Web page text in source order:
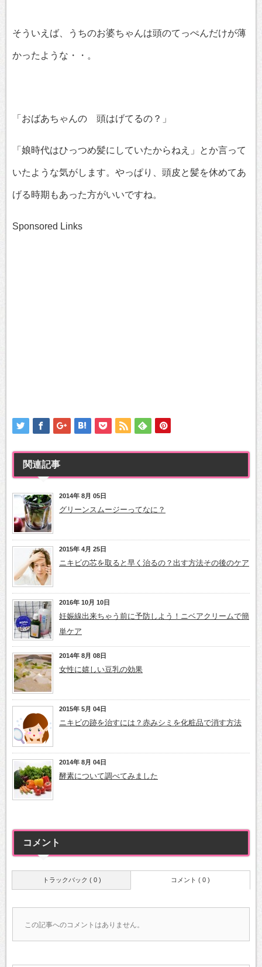
そういえば、うちのお婆ちゃんは頭のてっぺんだけが薄
かったような・・。
「おばあちゃんの 頭はげてるの？」
「娘時代はひっつめ髪にしていたからねえ」とか言って
いたような気がします。やっぱり、頭皮と髪を休めてあ
げる時期もあった方がいいですね。
Sponsored Links
関連記事
2014年 8月 05日
グリーンスムージーってなに？
2015年 4月 25日
ニキビの芯を取ると早く治るの？出す方法その後のケア
2016年 10月 10日
妊娠線出来ちゃう前に予防しよう！ニベアクリームで簡
単ケア
2014年 8月 08日
女性に嬉しい豆乳の効果
2015年 5月 04日
ニキビの跡を治すには？赤みシミを化粧品で消す方法
2014年 8月 04日
酵素について調べてみました
コメント
トラックバック ( 0 ) コメント ( 0 )
この記事へのコメントはありません。